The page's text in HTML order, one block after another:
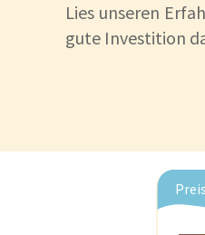
Lies unseren
gute Investition